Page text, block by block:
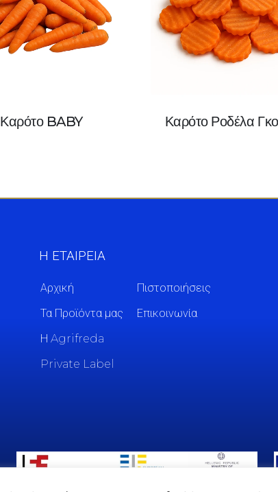
Καρότο BABY Καρότο Ροδέλα
Η ΕΤΑΙΡΕΙΑ
Αρχική
Τα Προϊόντα μας
Η Agrifreda
Private Label
Πιστοποιήσεις
Επικοινωνία